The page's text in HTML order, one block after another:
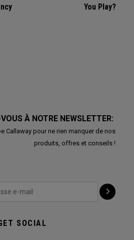
You Play?
À NOTRE NEWSLETTER:
Callaway pour ne rien manquer de nos
produits, offres et conseils !
SOCIAL